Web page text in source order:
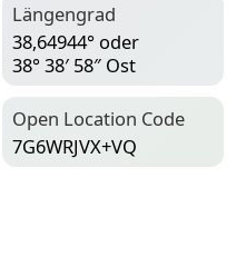
Längengrad
38,64944° oder
38° 38′ 58″ Ost
Open Location Code
7G6WRJVX+VQ